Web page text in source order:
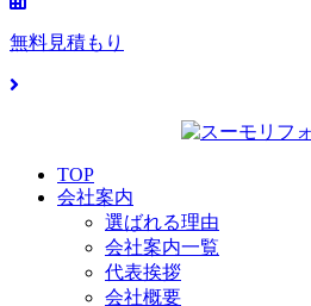
無料見積もり
TOP
会社案内
選ばれる理由
会社案内一覧
代表挨拶
会社概要